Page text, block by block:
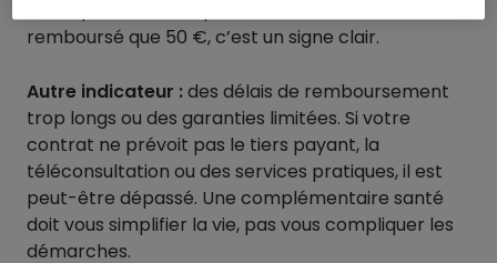
remboursé que 50 €, c’est un signe clair.
Autre indicateur :des délais de remboursement
trop longs ou des garanties limitées. Si votre
contrat ne prévoit pas le tiers payant, la
téléconsultation ou des services pratiques, il est
peut-être dépassé. Une complémentaire santé
doit vous simplifier la vie, pas vous compliquer les
démarches.